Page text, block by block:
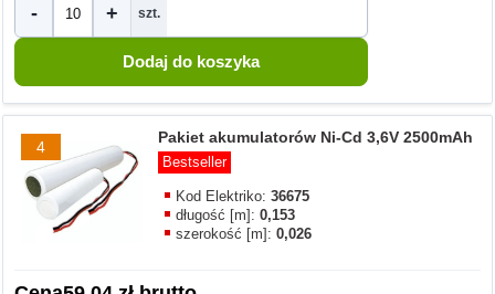
- + szt.
4
Pakiet akumulatorów Ni-Cd 3,6V 2500mAh
Bestseller
Kod Elektriko:36675
długość [m]:0,153
szerokość [m]:0,026